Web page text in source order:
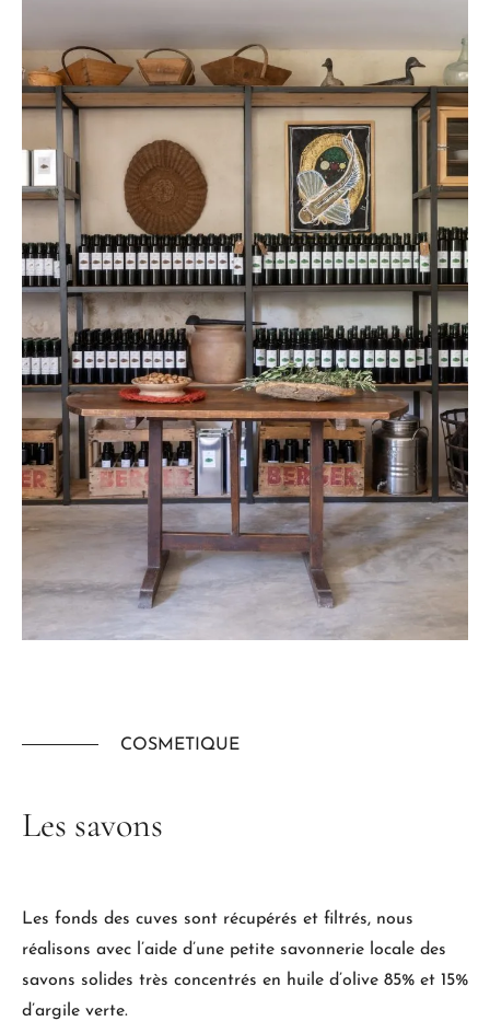
COSMETIQUE
Les savons
Les fonds des cuves sont récupérés et filtrés, nous
réalisons avec l’aide d’une petite savonnerie locale des
savons solides très concentrés en huile d’olive 85% et 15%
d’argile verte.